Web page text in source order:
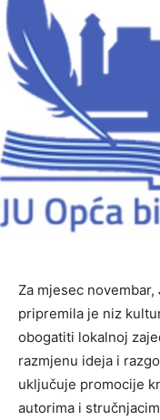
Za mjesec novembar,
pripremila je niz
obogatiti lokalnoj
razmjenu ideja i
uključuje promocije
autorima i